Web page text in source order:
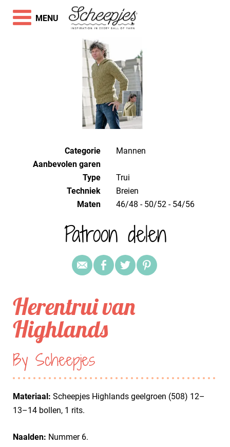
Categorie
Mannen
Aanbevolen garen
Type
Trui
Techniek
breien
Maten
46/48 - 50/52 - 54/56
Patroon delen
Herentrui van
Highlands
By Scheepjes
Materiaal: Scheepjes Highlands geelgroen (508) 12–
13–14 bollen, 1 rits.
Naalden: Nummer 6.
MENU